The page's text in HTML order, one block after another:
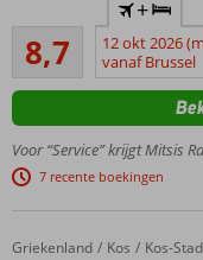
families
Direct
aan
Flag-
strand
gelegen
3 restaurants,
8,7
Aanrader
425
beoordelingen
+
12 okt 2026
vanaf Brussel
Voor “Service” krijgt Mitsis
7 recente boekingen
Home
Griekenland Kos Kos-
Pelagos Suites Hotel & Spa